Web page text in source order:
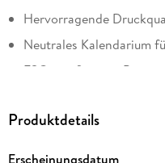
Hervorragende
Neutrales Kalendarium
FSC zertifiziertes Papier
Kalender, sei es im Büro, in
Produktdetails
Erscheinungsdatum